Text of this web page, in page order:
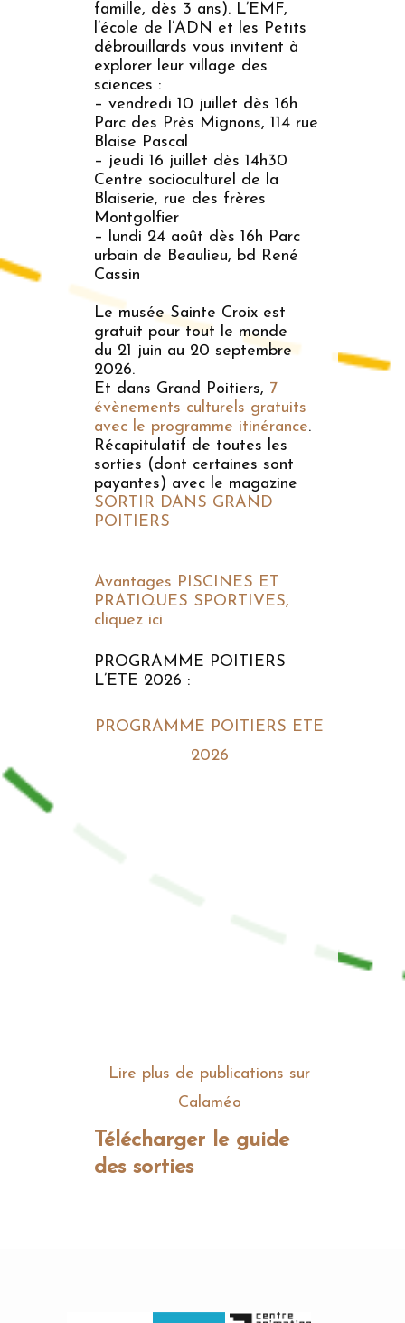
famille, dès 3 ans). L’EMF,
l’école de l’ADN et les Petits
débrouillards vous invitent à
explorer leur village des
sciences :
– vendredi 10 juillet dès 16h
Parc des Près Mignons, 114 rue
Blaise Pascal
– jeudi 16 juillet dès 14h30
Centre socioculturel de la
Blaiserie, rue des frères
Montgolfier
– lundi 24 août dès 16h Parc
urbain de Beaulieu, bd René
Cassin
Le musée Sainte Croix est
gratuit pour tout le monde
du 21 juin au 20 septembre
2026.
Et dans Grand Poitiers, 7
évènements culturels gratuits
avec le programme itinérance.
Récapitulatif de toutes les
sorties (dont certaines sont
payantes) avec le magazine
SORTIR DANS GRAND
POITIERS
Avantages PISCINES ET
PRATIQUES SPORTIVES,
cliquez ici
PROGRAMME POITIERS
L’ETE 2026 :
PROGRAMME POITIERS ETE
2026
Lire plus de publications sur
Calaméo
Télécharger le guide
des sorties